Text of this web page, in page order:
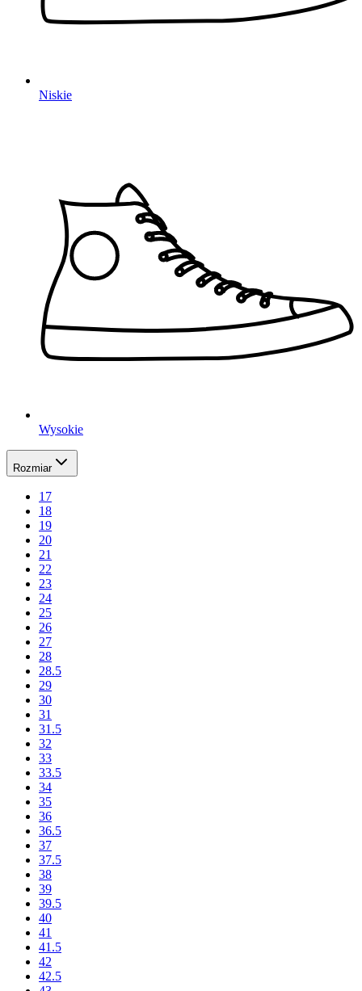
Niskie
Wysokie
Rozmiar
17
18
19
20
21
22
23
24
25
26
27
28
28.5
29
30
31
31.5
32
33
33.5
34
35
36
36.5
37
37.5
38
39
39.5
40
41
41.5
42
42.5